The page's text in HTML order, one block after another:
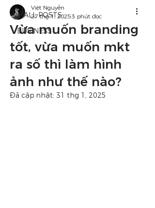
ALL POSTS
BUSINESS
Vừa muốn branding
tốt, vừa muốn mkt
ra số thì làm hình
ảnh như thế nào?
Việt Nguyễn
27 thg 1, 20253 phút đọc
Đã cập nhật: 31 thg 1, 2025